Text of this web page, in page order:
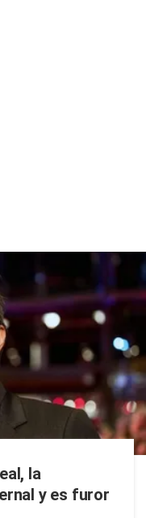
la
y es furor